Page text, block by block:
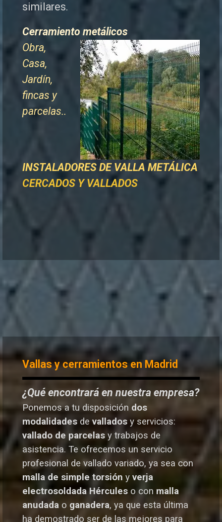
similares.
Cerramiento metálicos
Obra,
Casa,
Jardín,
fincas y
parcelas..
INSTALADORES DE VALLA METÁLICA
CERCADOS Y VALLADOS
Vallas y cerramientos en Madrid
¿Qué encontrará en nuestra empresa?
Ponemos a tu disposición dos
modalidades devallados y servicios:
vallado de parcelas y trabajos de
asistencia. Te ofrecemos un servicio
profesional de vallado variado, ya sea con
malla de simple torsión y verja
electrosoldada Hércules o con malla
anudada o ganadera, ya que esta última
ha demostrado ser de las mejores para